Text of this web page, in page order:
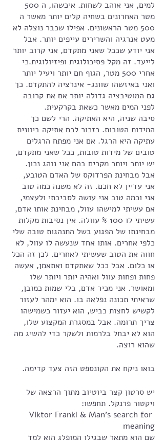
מטר האחרונים בשחיה קלים יותר מאשר ה
500 מטר הראשונים. אפילו שכבר נוצלה לא
מעט אנרגיה והשרירים עייפים יותר. אבל
אני יודע שככל שאני מתקדם, אני קרוב יותר
לייעד. זה מקל פסיכולוגית ופיזיולוגית.כי
אחרי 500 מטר, הגוף חם יותר ויעיל יותר
ואני באיזשהו שוונג- אינרציה להתקדם. כך
גם המוטיבציה גדולה יותר אם את קרובה
לפני המים מאשר כשאת בקרקעית.
סיבה שניה, היא האתיקה. הרי לשם כך
המידות הטובות. כזכור לכם אתיקה ביוונית
עתיקה היא הרגל. אם אני מפתח הרגלים
טובים של מידות טובות, ככל שאני מתקדם,
יש יותר ויותר מקרים בהם אני נוהג נכון.
אבל מבחינת הפרדוקס של האדם הטובע,
אני עדיין לא חכם. זה לא משנה כמה טוב
אני וכמה טוב אני עושה לסביבתי ולעצמי,
אם עשיתי למישהו עוול, מבחינת אותו אדם,
עשיתי לו 100 % עוולה. אין נסיבות מקלות
מבחינתו של הפגוע בשל התנהגות טובה שלי
כלפי אחרים. אותו אחד שנעשה לו עוול, לא
חווה את הטוב שעשיתי לאחרים. לכן זה הכל
או כלום. אבל ככל שאתקדם ואתאמן, אעשה
פחות ופחות עוול ואהיה יותר ויותר שלו
ומאושר. אני מכיר אדם, בלי שמות כמובן,
שראיתי תכונה נפלאה בו. הוא ימהר לעזור
לקשיש לחצות כביש, הוא יעזור כשמישהו
צריך תרומה. אבל במסגרת המקצוע שלו,
הוא לא יבחל בלרמות ולשקר כדי להשיג מה
שהוא רוצה.
בואו ניקח את הקונספט הזה צעד קדימה.
יש סרטון קצר ביוטיוב מתוך הרצאה של
ויקטור פרנקל. תחפשו:
meaning
שם הוא מתאר שבגילו המופלג הוא למד